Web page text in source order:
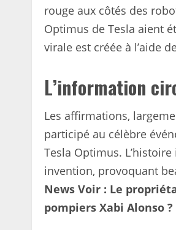
rouge aux côtés des
Optimus de Tesla aient
virale est créée à l’aide
L’information
Les affirmations,
participé au célèbre
Tesla Optimus.
invention, provoquant
News Voir : Le
pompiers Xabi Alonso